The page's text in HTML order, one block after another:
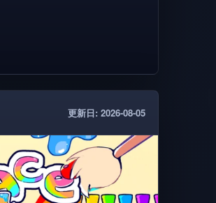
View Outfits, View
korblox,
更新日: 2026-08-05